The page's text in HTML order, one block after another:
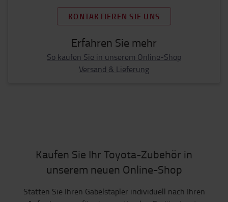
KONTAKTIEREN SIE UNS
Erfahren Sie mehr
So kaufen Sie in unserem Online-Shop
Versand & Lieferung
Kaufen Sie Ihr Toyota-Zubehör in
unserem neuen Online-Shop
Statten Sie Ihren Gabelstapler individuell nach Ihren